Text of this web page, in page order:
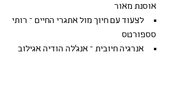
אוסנת מאור
לצעוד עם חיוך מול אתגרי החיים – רותי
סספורטס
אנרגיה חיובית – אנג'לה הודיה אגילוב